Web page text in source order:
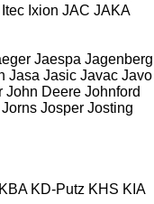
Itec Ixion JAC JAKA
Jaespa Jagenberg
Jasa Jasic Javac Javo
John Deere Johnford
Jorns Josper Josting
KBA KD-Putz KHS KIA